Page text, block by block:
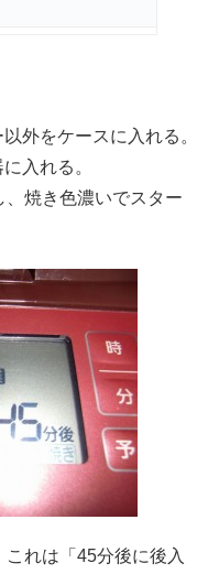
外をケースに入れる。
入れる。
焼き色濃いでスター
れは「45分後に後入